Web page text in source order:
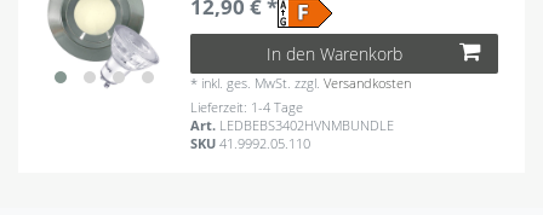
12,90 € *
In den Warenkorb
* inkl. ges. MwSt. zzgl.Versandkosten
Lieferzeit: 1-4 Tage
Art. LEDBEBS3402HVNMBUNDLE
SKU41.9992.05.110